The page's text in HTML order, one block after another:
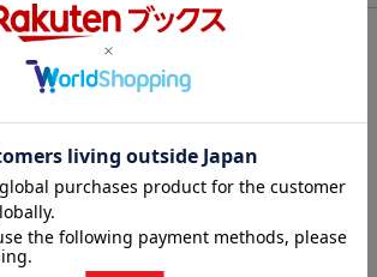
2026年03月19日頃
株式会社サンリオ(監修)
Gakken
単行本
48p
中学以上